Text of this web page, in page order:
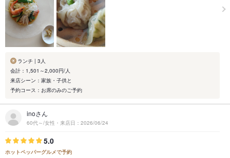
ランチ | 3人
会計：1,501～2,000円/人
来店シーン：家族・子供と
予約コース：お席のみのご予約
inoさん
60代～/女性・来店日：2026/06/24
5.0
ホットペッパーグルメで予約